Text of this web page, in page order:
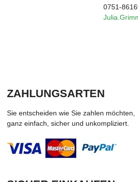
0751-
ZAHLUNGSARTEN
Sie entscheiden wie Sie zahlen möchten,
ganz einfach, sicher und unkompliziert.